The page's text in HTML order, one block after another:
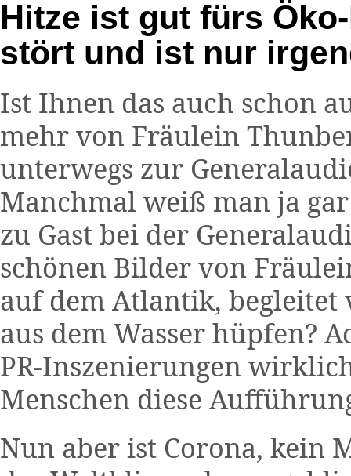
Hitze ist gut fürs
stört und ist nur
Ist Ihnen das auch schon
mehr von Fräulein
unterwegs zur
Manchmal weiß man ja
zu Gast bei der
schönen Bilder von
auf dem Atlantik,
aus dem Wasser hüpfen?
PR-Inszenierungen
Menschen diese
Nun aber ist Corona, kein